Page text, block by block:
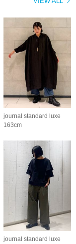
journal standard luxe
163cm
journal standard luxe